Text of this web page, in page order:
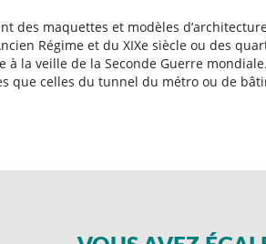
des maquettes et modèles
Régime et du XIXe siècle ou des
la veille de la Seconde Guerre
que celles du tunnel du métro ou de